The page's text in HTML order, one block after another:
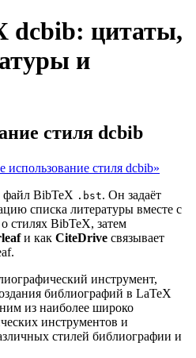
dcbib: цитаты,
и
стиля dcbib
использование стиля dcbib»
файл BibTeX .bst. Он задаёт
списка литературы вместе с
стилях BibTeX, затем
и как CiteDrive связывает
инструмент,
библиографий в LaTeX
из наиболее широко
инструментов и
стилей библиографии и